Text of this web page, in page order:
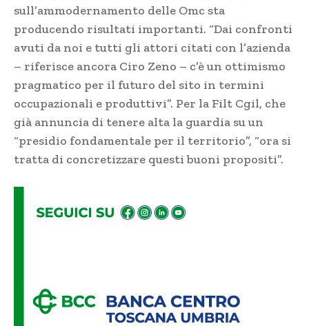
sull’ammodernamento delle Omc sta
producendo risultati importanti. “Dai confronti
avuti da noi e tutti gli attori citati con l’azienda
– riferisce ancora Ciro Zeno – c’è un ottimismo
pragmatico per il futuro del sito in termini
occupazionali e produttivi”. Per la Filt Cgil, che
già annuncia di tenere alta la guardia su un
“presidio fondamentale per il territorio”, “ora si
tratta di concretizzare questi buoni propositi”.